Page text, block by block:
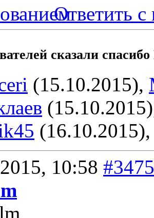
Ответить с
сказали
(15.10.2015),
10:58 #3475